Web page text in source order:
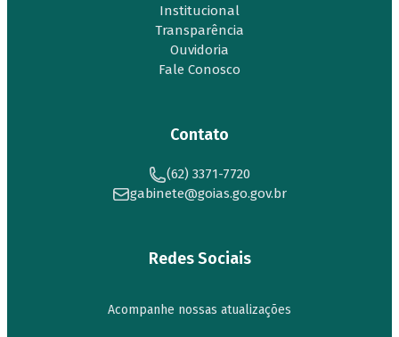
Institucional
Transparência
Ouvidoria
Fale Conosco
Contato
(62) 3371-7720
gabinete@goias.go.gov.br
Redes Sociais
Acompanhe nossas atualizações